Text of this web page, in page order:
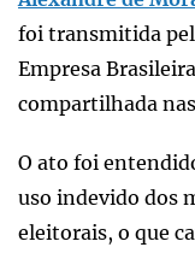
foi transmitida
Empresa
compartilhada
O ato foi
uso indevido dos
eleitorais, o que